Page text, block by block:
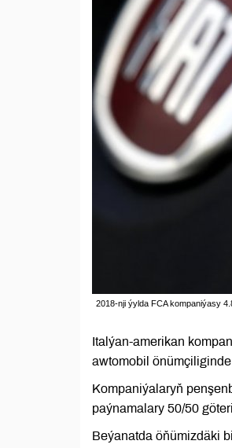
2018-nji ýylda FCA kompaniýasy
Italýan-amerikan
awtomobil
Kompaniýalaryň
paýnamalary 50/50
Beýanatda öňümizdäki